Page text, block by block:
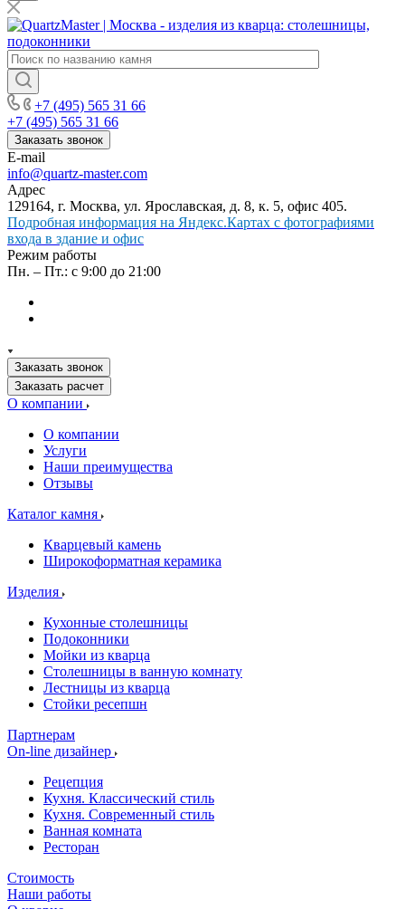
+7 (495) 565 31 66
+7 (495) 565 31 66
Заказать звонок
E-mail
info@quartz-master.com
Адрес
129164, г. Москва, ул. Ярославская, д. 8, к. 5, офис 405.
Подробная информация на Яндекс.Картах с фотографиями
входа в здание и офис
Режим работы
Пн. – Пт.: с 9:00 до 21:00
Заказать звонок
Заказать расчет
О компании
О компании
Услуги
Наши преимущества
Отзывы
Каталог камня
Кварцевый камень
Широкоформатная керамика
Изделия
Кухонные столешницы
Подоконники
Мойки из кварца
Столешницы в ванную комнату
Лестницы из кварца
Стойки ресепшн
Партнерам
On-line дизайнер
Рецепция
Кухня. Классический стиль
Кухня. Современный стиль
Ванная комната
Ресторан
Стоимость
Наши работы